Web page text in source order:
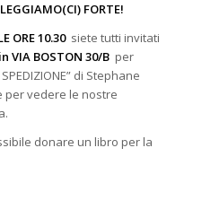
FORTE!
ORE 10.30siete tutti invitati
VIA BOSTON 30/Bper
di Stephane
per vedere le nostre
donare un libro per la